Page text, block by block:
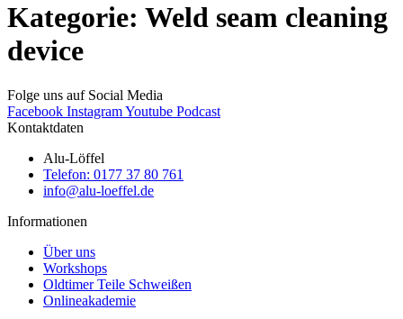
Kategorie: Weld seam cleaning
device
Folge uns auf Social Media
Facebook InstagramYoutube Podcast
Kontaktdaten
Alu-Löffel
Telefon: 0177 37 80 761
info@alu-loeffel.de
Informationen
Über uns
Workshops
Oldtimer Teile Schweißen
Onlineakademie